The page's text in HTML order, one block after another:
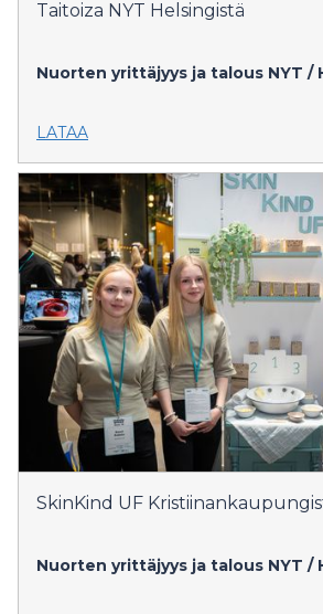
Taitoiza NYT Helsingistä
Nuorten yrittäjyys ja talous NYT /
LATAA
SkinKind UF
Nuorten yrittäjyys ja talous NYT /